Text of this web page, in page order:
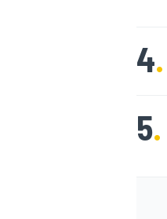
4.
5.